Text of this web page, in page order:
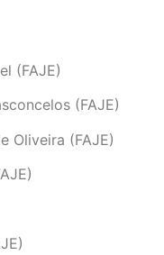
(FAJE)
(FAJE)
Oliveira (FAJE)